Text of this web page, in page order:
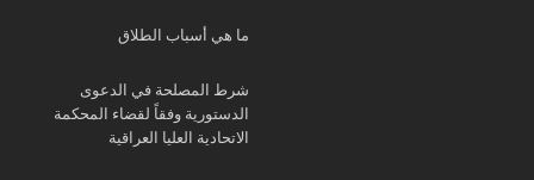
ما هي أسباب الطلاق
شرط المصلحة في الدعوى
الدستورية وفقاً لقضاء المحكمة
الاتحادية العليا العراقية